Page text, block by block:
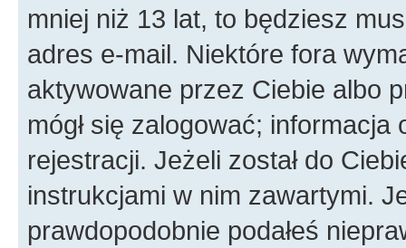
mniej niż 13 lat, to będziesz
adres e-mail. Niektóre fora
aktywowane przez Ciebie albo
mógł się zalogować;
rejestracji. Jeżeli został do
instrukcjami w nim zawartymi.
prawdopodobnie podałeś